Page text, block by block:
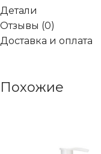
Детали
Отзывы (0)
Доставка и оплата
Похожие